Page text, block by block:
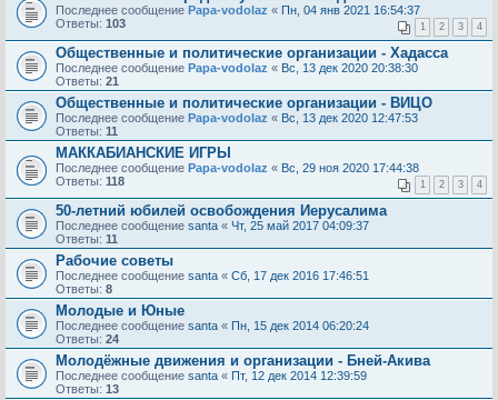
Последнее сообщение Papa-vodolaz « Пн, 04 янв 2021 16:54:37
Ответы: 103 1 2 3 4
Общественные и политические организации - Хадасса
Последнее сообщение Papa-vodolaz « Вс, 13 дек 2020 20:38:30
Ответы: 21
Общественные и политические организации - ВИЦО
Последнее сообщение Papa-vodolaz « Вс, 13 дек 2020 12:47:53
Ответы: 11
МАККАБИАНСКИЕ ИГРЫ
Последнее сообщение Papa-vodolaz « Вс, 29 ноя 2020 17:44:38
Ответы: 118 1 2 3 4
50-летний юбилей освобождения Иерусалима
Последнее сообщение santa « Чт, 25 май 2017 04:09:37
Ответы: 11
Рабочие советы
Последнее сообщение santa « Сб, 17 дек 2016 17:46:51
Ответы: 8
Молодые и Юные
Последнее сообщение santa « Пн, 15 дек 2014 06:20:24
Ответы: 24
Молодёжные движения и организации - Бней-Акива
Последнее сообщение santa « Пт, 12 дек 2014 12:39:59
Ответы: 13